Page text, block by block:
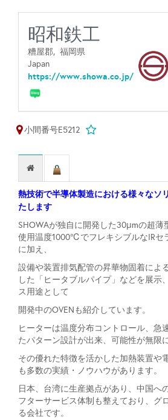
昭和鉄工
糟屋郡, 福岡県
Japan
https://www.showa.co.jp/
小間番号E5212
熱技術で半導体製造における様々なソ
たします
SHOWAが独自に開発した30μmの超薄
使用温度1000℃でフレキシブルなIRセ
に加え、
設備や装置排気配管の昇華物固着によ
した「ヒータブルパイプ」などを展示
ス用途として
開発中のOVENも紹介しています。
ヒーターは温度分布コントロール、急
たパターン設計が出来、可能性が無限
その優れた特徴を活かした加熱装置や
も多数の実績・ノウハウがあります。
日本、台湾に生産拠点があり、中国へ
フターサービス体制も整えており、グ
る会社です。